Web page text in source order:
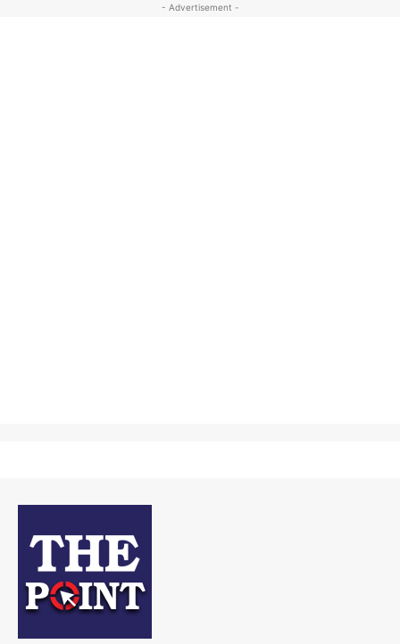
- Advertisement -